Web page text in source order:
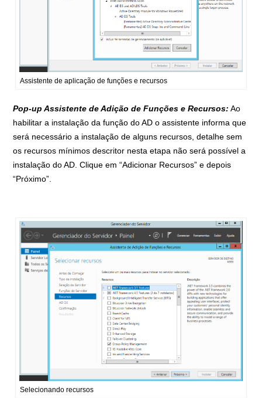
Assistente de aplicação de funções e recursos
Pop-up Assistente de Adição de Funções e Recursos: Ao
habilitar a instalação da função do AD o assistente informa que
será necessário a instalação de alguns recursos, detalhe sem
os recursos mínimos descritor nesta etapa não será possível a
instalação do AD. Clique em “Adicionar Recursos” e depois
“Próximo”.
Selecionando recursos